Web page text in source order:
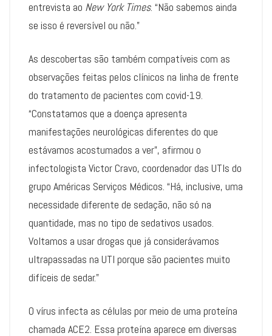
entrevista ao New York Times. “Não sabemos ainda
se isso é reversível ou não.”
As descobertas são também compatíveis com as
observações feitas pelos clínicos na linha de frente
do tratamento de pacientes com covid-19.
“Constatamos que a doença apresenta
manifestações neurológicas diferentes do que
estávamos acostumados a ver”, afirmou o
infectologista Victor Cravo, coordenador das UTIs do
grupo Américas Serviços Médicos. “Há, inclusive, uma
necessidade diferente de sedação, não só na
quantidade, mas no tipo de sedativos usados.
Voltamos a usar drogas que já considerávamos
ultrapassadas na UTI porque são pacientes muito
difíceis de sedar.”
O vírus infecta as células por meio de uma proteína
chamada ACE2. Essa proteína aparece em diversas